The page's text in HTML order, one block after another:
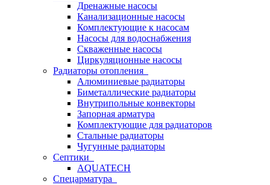
Дренажные насосы
Канализационные насосы
Комплектующие к насосам
Насосы для водоснабжения
Скваженные насосы
Циркуляционные насосы
Радиаторы отопления
Алюминиевые радиаторы
Биметаллические радиаторы
Внутрипольные конвекторы
Запорная арматура
Комплектующие для радиаторов
Стальные радиаторы
Чугунные радиаторы
Септики
AQUATECH
Спецарматура